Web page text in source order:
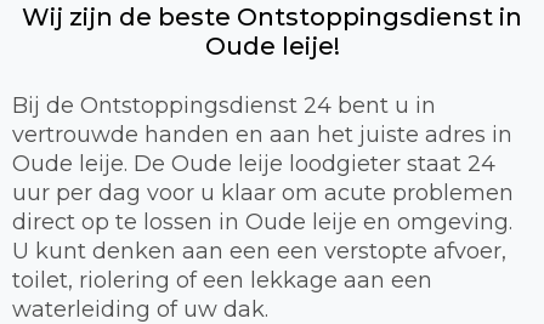
Wij zijn de beste Ontstoppingsdienst in
Oude leije!
Bij de Ontstoppingsdienst 24 bent u in
vertrouwde handen en aan het juiste adres in
Oude leije. De Oude leije loodgieter staat 24
uur per dag voor u klaar om acute problemen
direct op te lossen in Oude leije en omgeving.
U kunt denken aan een een verstopte afvoer,
toilet, riolering of een lekkage aan een
waterleiding of uw dak.